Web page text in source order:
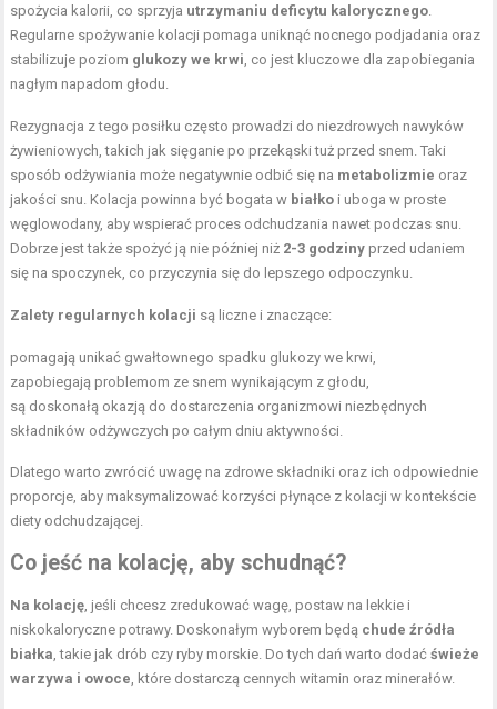
spożycia kalorii, co sprzyja utrzymaniu deficytu kalorycznego
Regularne spożywanie kolacji pomaga uniknąć nocnego podjadania oraz
stabilizuje poziom glukozy we krwi , co jest kluczowe dla zapobiegania
nagłym napadom głodu.
Rezygnacja z tego posiłku często prowadzi do niezdrowych nawyków
żywieniowych, takich jak sięganie po przekąski tuż przed snem. Taki
sposób odżywiania może negatywnie odbić się na metabolizmie oraz
jakości snu. Kolacja powinna być bogata w białko i uboga w proste
węglowodany, aby wspierać proces odchudzania nawet podczas snu.
Dobrze jest także spożyć ją nie później niż 2-3 godziny przed udaniem
się na spoczynek, co przyczynia się do lepszego odpoczynku.
Zalety regularnych kolacji są liczne i znaczące:
pomagają unikać gwałtownego spadku glukozy we krwi,
zapobiegają problemom ze snem wynikającym z głodu,
są doskonałą okazją do dostarczenia organizmowi niezbędnych
składników odżywczych po całym dniu aktywności.
Dlatego warto zwrócić uwagę na zdrowe składniki oraz ich odpowiednie
proporcje, aby maksymalizować korzyści płynące z kolacji w kontekście
diety odchudzającej.
Co jeść na kolację, aby schudnąć?
Na kolację , jeśli chcesz zredukować wagę, postaw na lekkie i
niskokaloryczne potrawy. Doskonałym wyborem będą chude źródła
białka , takie jak drób czy ryby morskie. Do tych dań warto dodaćświeże
warzywa i owoce , które dostarczą cennych witamin oraz minerałów.